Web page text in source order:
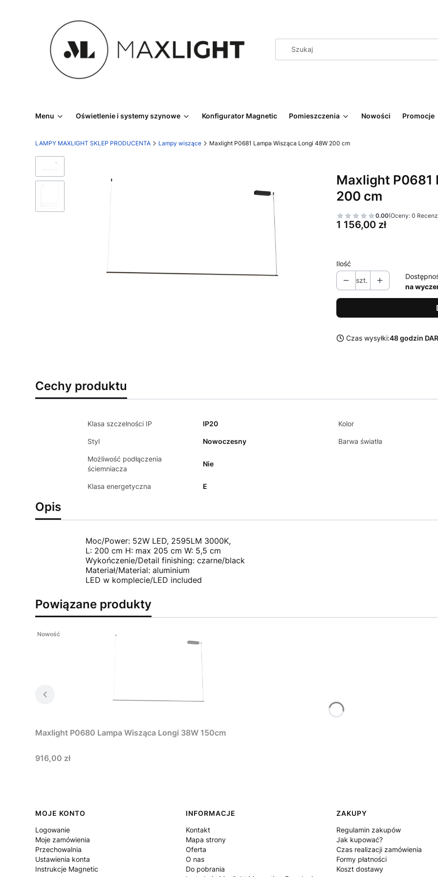
Menu Oświetlenie i systemy szynowe Konfigurator Magnetic Pomieszczenia Nowości Promocje
LAMPY MAXLIGHT SKLEP PRODUCENTA Lampy wiszące Maxlight P0681 Lampa Wisząca Longi 48W 200 cm
Maxlight P0681
200 cm
0.00(Oceny: 0
Cena
1 156,00 zł
Ilość
szt.
na
Czas wysyłki:48 godzin
Cechy produktu
Klasa szczelności IP IP20 Kolor
Styl Nowoczesny Barwa światła
Możliwość podłączenia
ściemniacza
Nie
Klasa energetyczna E
Opis
Moc/Power: 52W LED, 2595LM 3000K,
L: 200 cm H: max 205 cm W: 5,5 cm
Wykończenie/Detail finishing: czarne/black
Materiał/Material: aluminium
LED w komplecie/LED included
Powiązane produkty
Nowość
Maxlight P0680 Lampa Wisząca Longi 38W 150cm
Cena
916,00 zł
Linki w stopce
MOJE KONTO
Logowanie
Moje zamówienia
Przechowalnia
Ustawienia konta
Instrukcje Magnetic
INFORMACJE
Kontakt
Mapa strony
Oferta
O nas
Do pobrania
ZAKUPY
Regulamin zakupów
Jak kupować?
Czas realizacji zamówienia
Formy płatności
Koszt dostawy